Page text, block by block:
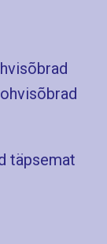
täpsemat